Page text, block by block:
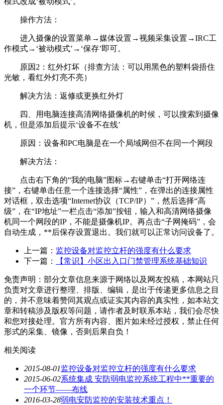
操作方法：
进入摄像的设置菜单→媒体设置→视频采集设置→IRC工
作模式→‘被动模式’→‘保存’即可。
原因2：红外灯坏（排查方法：可以用黑色的塑料袋捂住
光敏，看红外灯亮不亮）
解决方法：返修或更换红外灯
四、用电脑连接高清网络摄像机的时候，可以搜索到摄像
机，但是添加后提示‘设备不在线’
原因：设备和PC电脑是在一个局域网但不在同一个网段
解决方法：
点击右下角的“我的电脑”图标→右键单击“打开网络连
接”，右键单击任意一个连接选择“属性”，在弹出的连接属性
对话框，双击选项“Internet协议（TCP/IP）”，然后选择“高
级”，在“IP地址”一栏点击“添加”按钮，输入和高清网络摄像
机同一个网段的IP，不能是摄像机IP。再点击“子网掩码”，会
自动生成，**后保存设置退出。我们就可以正常访问设备了。
上一篇： 监控设备对监控立杆的强度有什么要求
下一篇：
【常识】小区出入口门禁管理系统基础知识
免责声明：部分文章信息来源于网络以及网友投稿，本网站只
负责对文章进行整理、排版、编辑，是出于传递更多信息之目
的，并不意味着赞同其观点或证实其内容的真实性，如本站文
章和转稿涉及版权等问题，请作者及时联系本站，我们会尽快
和您对接处理。官方所有内容、图片如未经过授权，禁止任何
形式的采集、镜像，否则后果自负！
相关阅读
2015-08-01监控设备对监控立杆的强度有什么要求
2015-06-02系统集成 安防弱电监控系统工程中**重要的
一个环节——布线
2016-03-28弱电安防监控的安装技术重点！